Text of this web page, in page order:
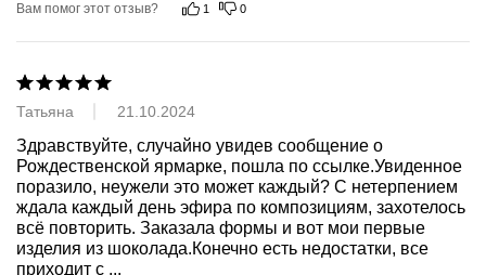
Вам помог этот отзыв? 1 0
Татьяна 21.10.2024
Здравствуйте, случайно увидев сообщение о
Рождественской ярмарке, пошла по ссылке.Увиденное
поразило, неужели это может каждый? С нетерпением
ждала каждый день эфира по композициям, захотелось
всё повторить. Заказала формы и вот мои первые
изделия из шоколада.Конечно есть недостатки, все
приходит с ...